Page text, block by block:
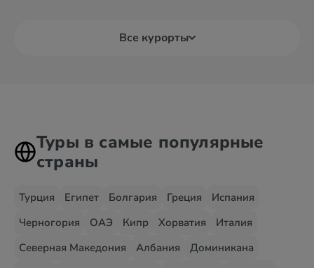
Все курорты
Туры в самые популярные
страны
Турция Египет Болгария Греция
Испания
Черногория
ОАЭ Кипр Хорватия
Италия
Северная Македония
Албания
Доминикана